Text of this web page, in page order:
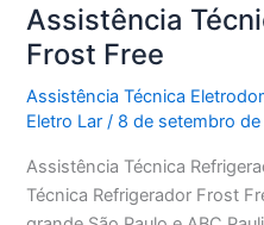
Assistência
Frost Free
Assistência Técnica
Eletro Lar/ 8 de setembro
Assistência Técnica
Técnica Refrigerador Frost